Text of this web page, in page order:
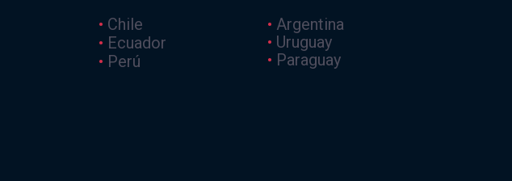
• Chile
• Ecuador
• Perú
• Argentina
• Uruguay
• Paraguay